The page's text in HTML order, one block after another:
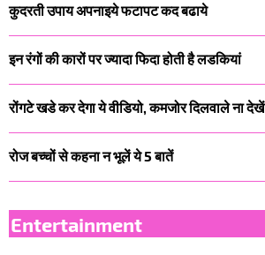
कुदरती उपाय अपनाइये फटापट कद बढाये
इन रंगों की कारों पर ज्यादा फिदा होती है लडकियां
रोंगटे खडे कर देगा ये वीडियो, कमजोर दिलवाले ना देखें
रोज बच्चों से कहना न भूलें ये 5 बातें
Entertainment